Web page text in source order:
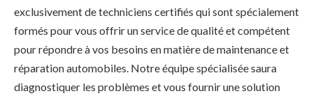
exclusivement de techniciens certifiés qui sont spécialement
formés pour vous offrir un service de qualité et compétent
pour répondre à vos besoins en matière de maintenance et
réparation automobiles. Notre équipe spécialisée saura
diagnostiquer les problèmes et vous fournir une solution